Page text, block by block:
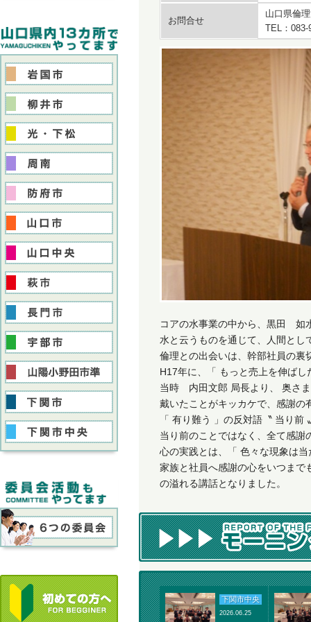
お問合せ
山口県倫
TEL：
コアの水事業の中から、黒田 如
水と云うものを通じて、人間とし
倫理との出会いは、幹部社員の裏
H17年に、「 もっと売上を伸ば
当時 内田文郎 局長より、 奥さ
戴いたことがキッカケで、感謝の
「 有り難う 」の反対語〝 当り
当り前のことではなく、全て感
心の実践とは、「 色々な現象は
家族と社員へ感謝の心をいつまで
の溢れる講話となりました。
下関市中央
2026.06.25